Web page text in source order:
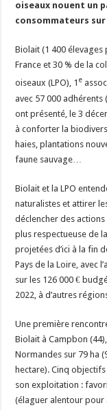
Un été fructueux
oiseaux nouent un
consommateurs sur
Biolait (1 400
France et 30 % de la
oiseaux (LPO), 1 e
avec 57 000
ont présenté, le 3
à conforter la
haies, plantations
faune sauvage…
Biolait et la LPO
naturalistes et attirer
déclencher des
plus respectueuse de
projetées d’ici à la fin
Pays de la Loire, avec
sur les 126 000 €
2022, à d’autres
Une première
Biolait à Campbon
Normandes sur 79 ha
hectare). Cinq
son exploitation :
(élaguer alentour pour